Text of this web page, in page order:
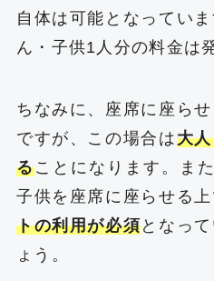
自体は可能となってい
ん・子供1人分の料金は
ちなみに、座席に座ら
ですが、この場合は大
ることになります。ま
子供を座席に座らせる上
トの利用が必須となっ
ょう。